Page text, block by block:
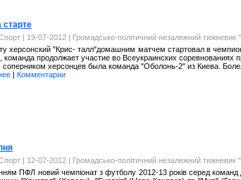
старте
| 19-07-2012 | Громадсько-політичний незалежний тижневик
херсонский "Крис- талл"домашним матчем стартовал в
команда продолжает участие во Всеукраинских соревнованиях
херсонцев была команда "Оболонь-2" из Киева.
| Комментарии
| 12-07-2012 | Громадсько-політичний незалежний тижневик
ПФЛ новий чемпіонат з футболу 2012-13 років серед команд